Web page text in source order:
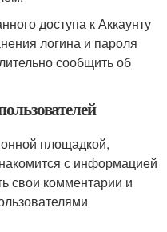
доступа к Аккаунту
логина и пароля
сообщить об
площадкой,
с информацией
свои комментарии и